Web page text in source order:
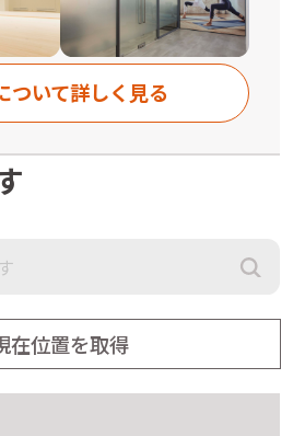
エーがあるアルザタウンの5階です。
ついて詳しく見る
在位置を取得